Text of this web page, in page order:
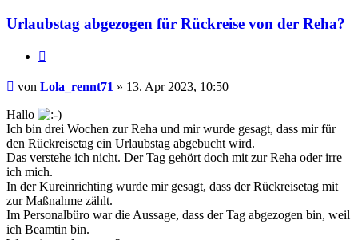
Urlaubstag abgezogen für Rückreise von der Reha?
Beitrag
von Lola_rennt71 » 13. Apr 2023, 10:50
Hallo
Ich bin drei Wochen zur Reha und mir wurde gesagt, dass mir für
den Rückreisetag ein Urlaubstag abgebucht wird.
Das verstehe ich nicht. Der Tag gehört doch mit zur Reha oder irre
ich mich.
In der Kureinrichting wurde mir gesagt, dass der Rückreisetag mit
zur Maßnahme zählt.
Im Personalbüro war die Aussage, dass der Tag abgezogen bin, weil
ich Beamtin bin.